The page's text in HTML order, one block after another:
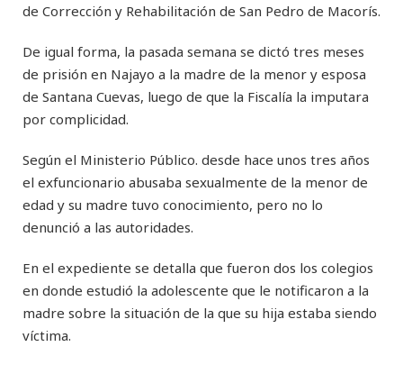
de Corrección y Rehabilitación de San Pedro de Macorís.
De igual forma, la pasada semana se dictó tres meses
de prisión en Najayo a la madre de la menor y esposa
de Santana Cuevas, luego de que la Fiscalía la imputara
por complicidad.
Según el Ministerio Público. desde hace unos tres años
el exfuncionario abusaba sexualmente de la menor de
edad y su madre tuvo conocimiento, pero no lo
denunció a las autoridades.
En el expediente se detalla que fueron dos los colegios
en donde estudió la adolescente que le notificaron a la
madre sobre la situación de la que su hija estaba siendo
víctima.